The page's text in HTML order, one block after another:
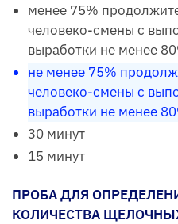
менее 75%
человеко-смены с
выработки не менее
не менее 75%
человеко-смены с
выработки не менее
30 минут
15 минут
ПРОБА ДЛЯ
КОЛИЧЕСТВА